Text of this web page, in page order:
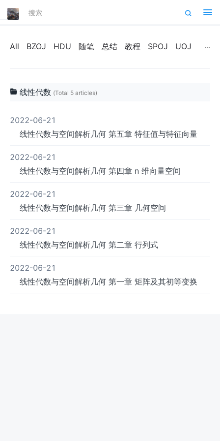
All
BZOJ HDU 随笔 总结 教程 SPOJ UOJ
线性代数 (Total 5 articles)
2022-06-21
线性代数与空间解析几何 第五章 特征值与特征向量
2022-06-21
线性代数与空间解析几何 第四章 n 维向量空间
2022-06-21
线性代数与空间解析几何 第三章 几何空间
2022-06-21
线性代数与空间解析几何 第二章 行列式
2022-06-21
线性代数与空间解析几何 第一章 矩阵及其初等变换